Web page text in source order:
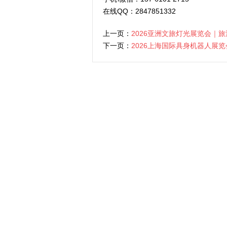
在线QQ：2847851332
上一页： 2026亚洲文旅灯光展览会｜
下一页： 2026上海国际具身机器人展览